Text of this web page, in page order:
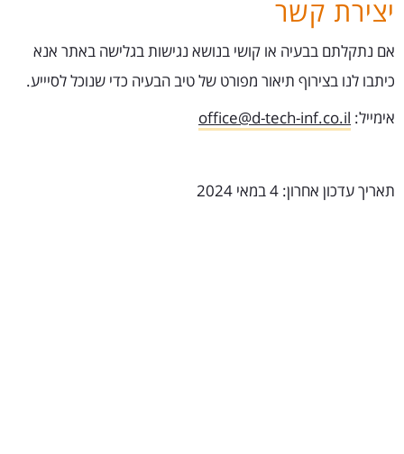
יצירת קשר
אם נתקלתם בבעיה או קושי בנושא נגישות בגלישה באתר אנא
כיתבו לנו בצירוף תיאור מפורט של טיב הבעיה כדי שנוכל לסיייע.
אימייל: office@d-tech-inf.co.il
תאריך עדכון אחרון: 4 במאי 2024